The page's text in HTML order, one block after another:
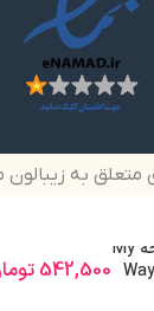
متعلق به
عطر زنانه پورا رایحه My
542,500